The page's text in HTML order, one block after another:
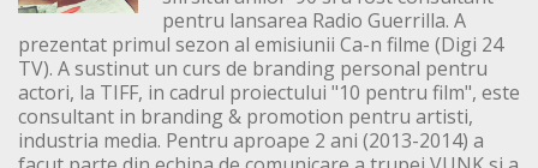
pentru lansarea Radio Guerrilla. A
prezentat primul sezon al emisiunii Ca-n filme (Digi 24
TV). A sustinut un curs de branding personal pentru
actori, la TIFF, in cadrul proiectului "10 pentru film", este
consultant in branding & promotion pentru artisti,
industria media. Pentru aproape 2 ani (2013-2014) a